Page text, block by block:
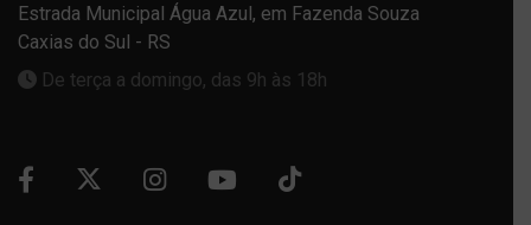
Estrada Municipal Água Azul, em Fazenda Souza
Caxias do Sul - RS
De terça a domingo, das 9h às 18h